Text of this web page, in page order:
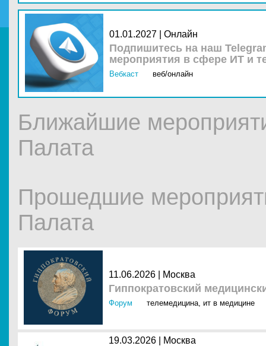
01.01.2027 | Онлайн
Подпишитесь на наш
мероприятия в сфере ИТ и
Вебкаст веб/онлайн
Ближайшие
Палата
Прошедшие
Палата
11.06.2026 | Москва
Гиппократовский
Форум телемедицина, ит в медицине
19.03.2026 | Москва